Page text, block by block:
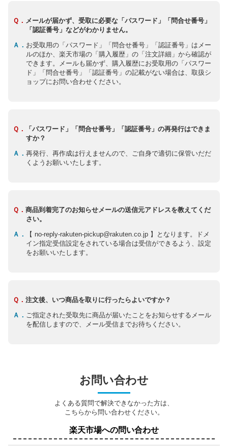
Ｑ． メールが届かず、受取に必要な「パスワード」「問合せ番号」
「認証番号」などがわかりません。
Ａ． お受取用の「パスワード」「問合せ番号」「認証番号」はメー
ルのほか、楽天市場の「購入履歴」の「注文詳細」から確認が
できます。メールも届かず、購入履歴にお受取用の「パスワー
ド」「問合せ番号」「認証番号」の記載がない場合は、取扱シ
ョップにお問い合わせください。
Ｑ．
「パスワード」「問合せ番号」「認証番号」の再発行はできま
すか？
Ａ． 再発行、再作成は行えませんので、ご自身で適切に保管いだだ
くようお願いいたします。
Ｑ． 商品到着完了のお知らせメールの送信元アドレスを教えてくだ
さい。
Ａ．
【 no-reply-rakuten-pickup@rakuten.co.jp 】となります。ドメ
イン指定受信設定をされている場合は受信ができるよう、設定
をお願いいたします。
Ｑ． 注文後、いつ商品を取りに行ったらよいですか？
Ａ． ご指定された受取先に商品が届いたことをお知らせするメール
を配信しますので、メール受信までお待ちください。
お問い合わせ
よくある質問で解決できなかった方は、
こちらから問い合わせください。
楽天市場への問い合わせ